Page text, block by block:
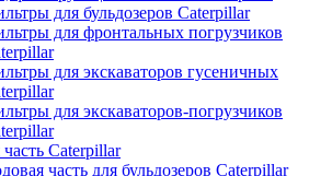
для бульдозеров Caterpillar
для фронтальных погрузчиков
для экскаваторов гусеничных
для экскаваторов-погрузчиков
Caterpillar
часть для бульдозеров Caterpillar